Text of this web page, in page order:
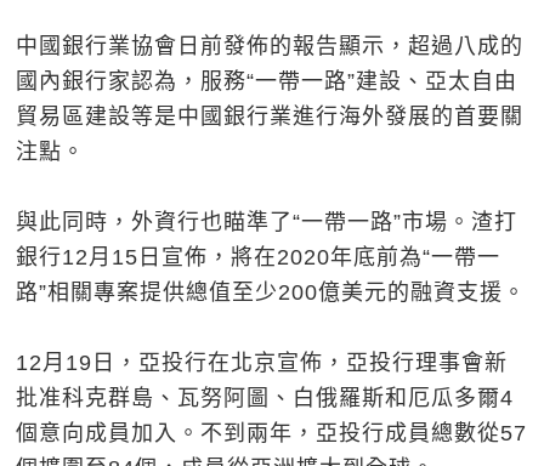
中國銀行業協會日前發佈的報告顯示，超過八成的
國內銀行家認為，服務“一帶一路”建設、亞太自由
貿易區建設等是中國銀行業進行海外發展的首要關
注點。
與此同時，外資行也瞄準了“一帶一路”市場。渣打
銀行12月15日宣佈，將在2020年底前為“一帶一
路”相關專案提供總值至少200億美元的融資支援。
12月19日，亞投行在北京宣佈，亞投行理事會新
批准科克群島、瓦努阿圖、白俄羅斯和厄瓜多爾4
個意向成員加入。不到兩年，亞投行成員總數從57